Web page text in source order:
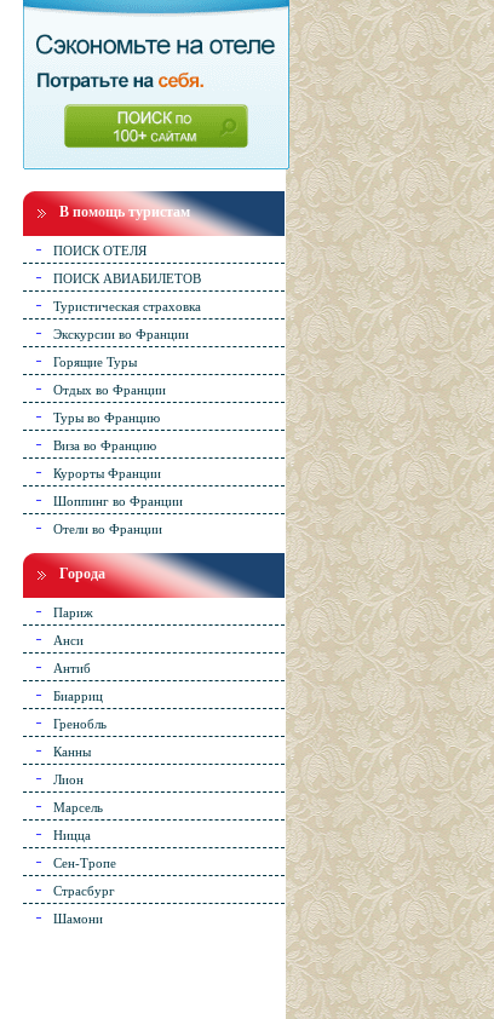
В помощь туристам
ПОИСК ОТЕЛЯ
ПОИСК АВИАБИЛЕТОВ
Туристическая страховка
Экскурсии во Франции
Горящие Туры
Отдых во Франции
Туры во Францию
Виза во Францию
Курорты Франции
Шоппинг во Франции
Отели во Франции
Города
Париж
Анси
Антиб
Биарриц
Гренобль
Канны
Лион
Марсель
Ницца
Сен-Тропе
Страсбург
Шамони